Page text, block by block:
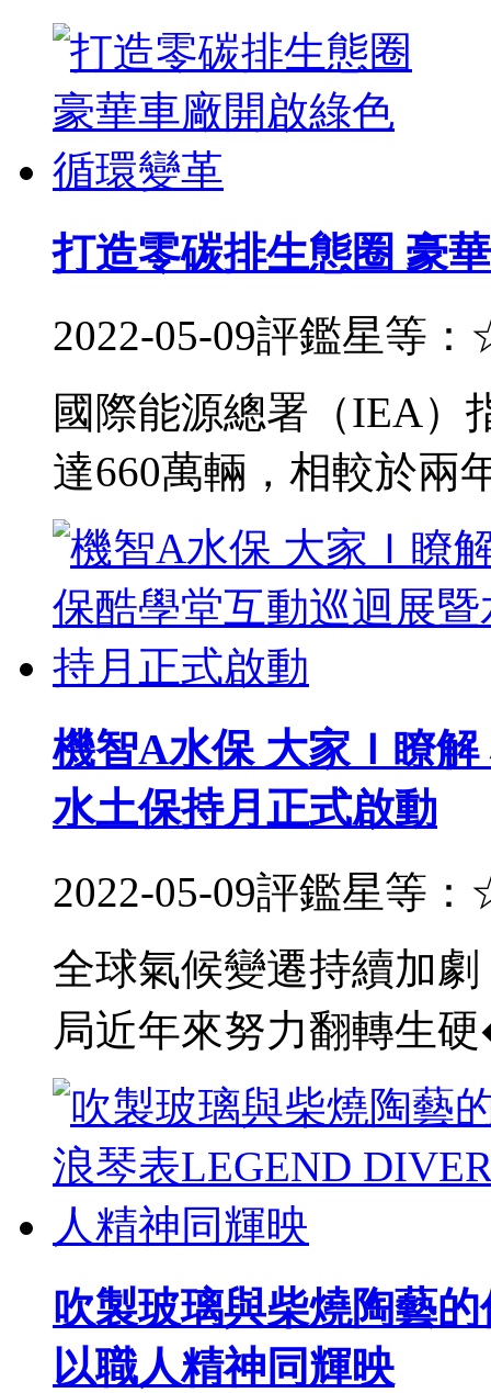
打造零碳排生態圈 豪
2022-05-09評鑑星等：
國際能源總署（IEA）
達660萬輛，相較於兩
機智A水保 大家Ｉ瞭
水土保持月正式啟動
2022-05-09評鑑星等：
全球氣候變遷持續加
局近年來努力翻轉生
吹製玻璃與柴燒陶藝
以職人精神同輝映